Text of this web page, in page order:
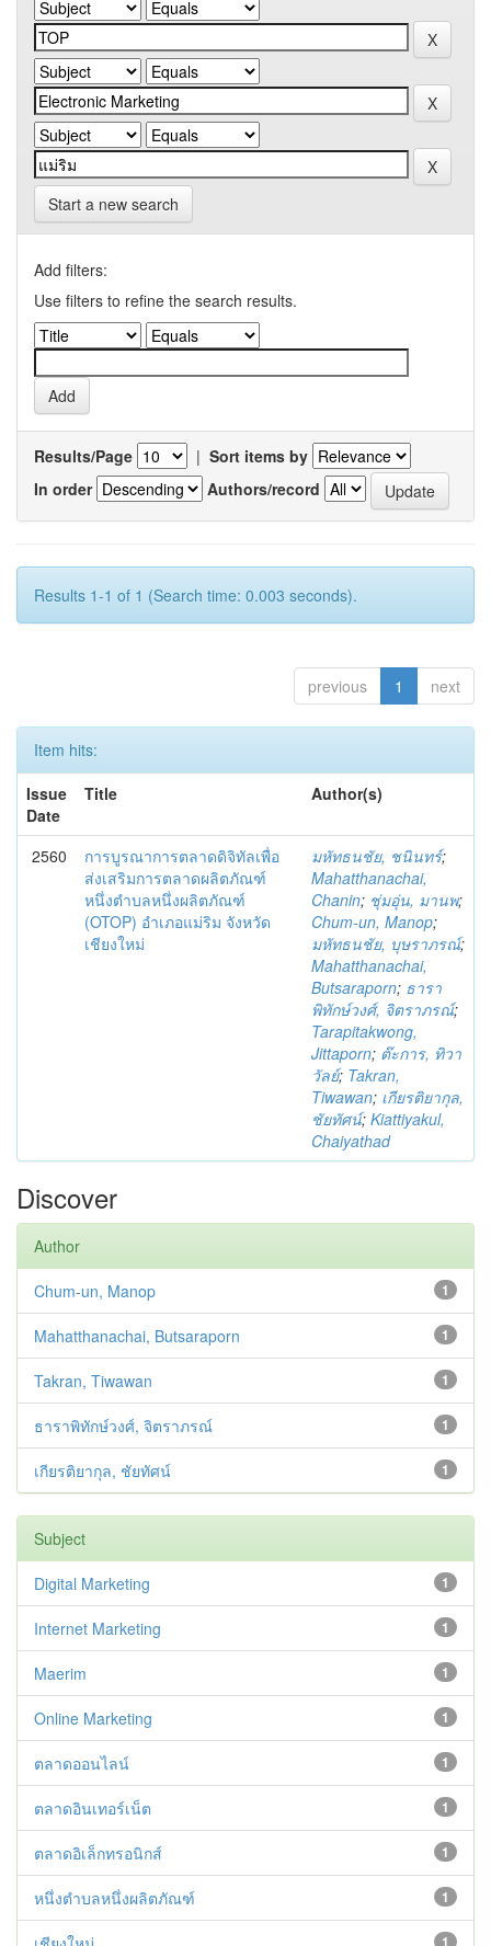
Start a new search
Add filters:
Use filters to refine the search results.
Results/Page | Sort items by
In order
Authors/record
Results 1-1 of 1 (Search time: 0.003 seconds).
previous 1 next
Item hits:
Issue
Date
Title Author(s)
2560
การบูรณาการตลาดดิจิทัลเพื่อ
ส่งเสริมการตลาดผลิตภัณฑ์
หนึ่งตำบลหนึ่งผลิตภัณฑ์
(OTOP) อำเภอแม่ริม จังหวัด
เชียงใหม่
มหัทธนชัย, ชนินทร์;
Mahatthanachai,
Chanin; ชุ่มอุ่น, มานพ;
Chum-un, Manop;
มหัทธนชัย, บุษราภรณ์;
Mahatthanachai,
Butsaraporn; ธารา
พิทักษ์วงศ์, จิตราภรณ์;
Tarapitakwong,
Jittaporn; ต๊ะการ, ทิวา
วัลย์; Takran,
Tiwawan; เกียรติยากุล,
ชัยทัศน์; Kiattiyakul,
Chaiyathad
Discover
Author
1
Chum-un, Manop
1
Mahatthanachai, Butsaraporn
1
Takran, Tiwawan
1
ธาราพิทักษ์วงศ์, จิตราภรณ์
1
เกียรติยากุล, ชัยทัศน์
Subject
1
Digital Marketing
1
Internet Marketing
1
Maerim
1
Online Marketing
1
ตลาดออนไลน์
1
ตลาดอินเทอร์เน็ต
1
ตลาดอิเล็กทรอนิกส์
1
หนึ่งตำบลหนึ่งผลิตภัณฑ์
1